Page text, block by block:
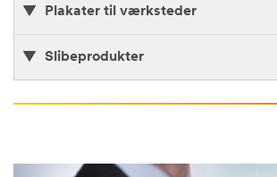
Plakater til værksteder
Slibeprodukter